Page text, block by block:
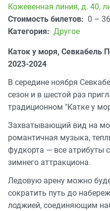
Кожевенная линия, д. 40,
Стоимость билетов: 0 –
Категория: Другое
Каток у моря, Севкабель
2023-2024
В середине ноября
сезон и в шестой раз
традиционном "Катке у
Захватывающий вид на
романтичная музыка,
фудкорта — все атрибуты
зимнего аттракциона.
Ледовую арену можно
сократить путь до
лоджией, соединяющим